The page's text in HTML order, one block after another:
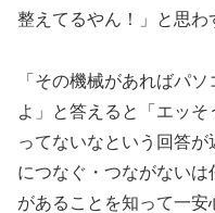
整えてるやん！」と思わ
「その機械があればパ
よ」と答えると「エッ
ってないなという回答
につなぐ・つながない
があることを知って一安